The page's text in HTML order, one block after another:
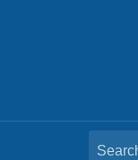
Search